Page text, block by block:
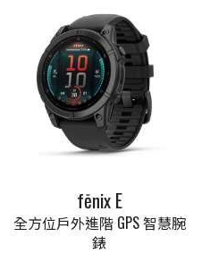
fēnix E
全方位戶外進階 GPS 智慧腕
錶